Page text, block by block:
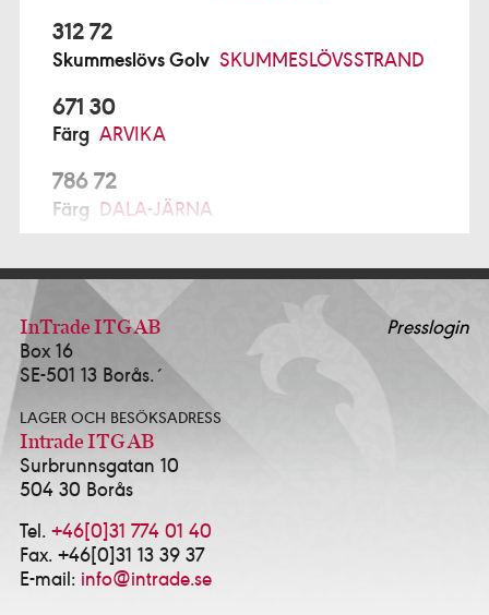
312 72
Skummeslövs Golv SKUMMESLÖVSSTRAND
671 30
Färg ARVIKA
786 72
Färg DALA-JÄRNA
Prochroma AB Alcro Studio FALUN
ALFTA
Ekmans Hem & Färg 0271-12280
ALINGSÅS
K-Försäljning AB - Alcro Färg & Tapet Alingsås
0322-10114
Happy Homes / Färgtrend Alingsås AB
17381
Idé & Design Alingsås AB
ALVESTA
InTrade ITG AB
Box 16
SE-501 13 Borås.´
LAGER OCH BESÖKSADRESS
Intrade ITG AB
Surbrunnsgatan 10
504 30 Borås
Tel. +46[0]31 774 01 40
Fax. +46[0]31 13 39 37
E-mail: info@intrade.se
Presslogin